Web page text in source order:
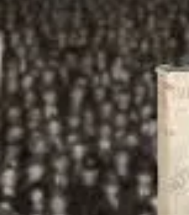
the Analysis of Violent Crime, FBI Academy,
Quantico, Virginia Dorin Dumitran
INSTRUCȚIUNI DATE VICTIMEI ÎN CEEA CE
PRIVEȘTE APLICAREA ACESTUI
CHESTIONAR Ți s-a dat acest chestionar spre
a-l completa pentru că, de curând, ai fost
victima unei agresiuni sexuale sau unei
tentative. Este vital să înțelegi rolul pe care
are acest chestionar și, pentru acea